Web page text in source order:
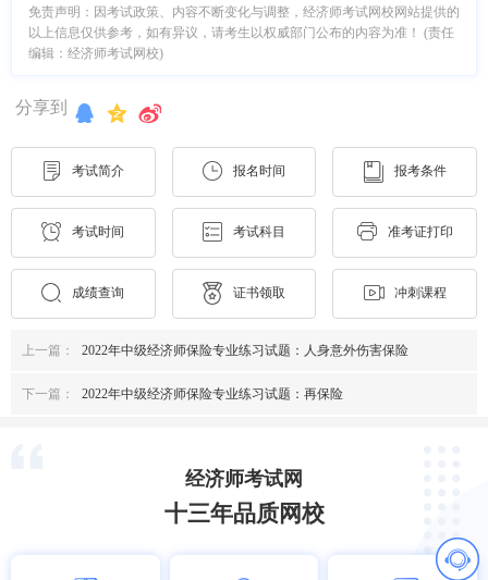
免责声明：因考试政策、内容不断变化与调整，经济师考试网校网站提供的
以上信息仅供参考，如有异议，请考生以权威部门公布的内容为准！ (责任
编辑：经济师考试网校)
分享到
考试简介 报名时间 报考条件
考试时间 考试科目 准考证打印
成绩查询 证书领取 冲刺课程
上一篇： 2022年中级经济师保险专业练习试题：人身意外伤害保险
下一篇： 2022年中级经济师保险专业练习试题：再保险
经济师考试网
十三年品质网校